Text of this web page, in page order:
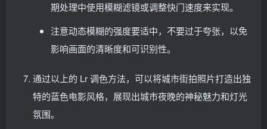
期处理中使用模糊滤镜或调整快门速度来实现。
注意动态模糊的强度要适中，不要过于夸张，以免
影响画面的清晰度和可识别性。
通过以上的 Lr 调色方法，可以将城市街拍照片打造出独
特的蓝色电影风格，展现出城市夜晚的神秘魅力和灯光
氛围。